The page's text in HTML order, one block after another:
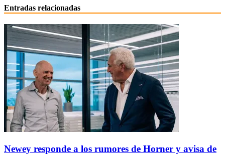
Entradas relacionadas
Newey responde a los rumores de Horner y avisa de